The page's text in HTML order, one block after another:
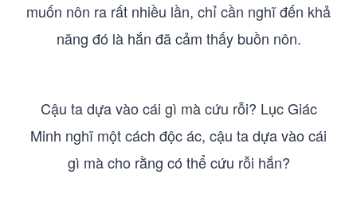
muốn nôn ra rất nhiều lần, chỉ cần nghĩ đến khả
năng đó là hắn đã cảm thấy buồn nôn.
Cậu ta dựa vào cái gì mà cứu rỗi? Lục Giác
Minh nghĩ một cách độc ác, cậu ta dựa vào cái
gì mà cho rằng có thể cứu rỗi hắn?